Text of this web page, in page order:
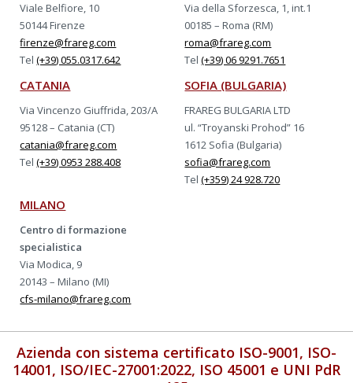
Viale Belfiore, 10
50144 Firenze
firenze@frareg.com
Tel(+39) 055.0317.642
Via della Sforzesca, 1, int.1
00185 – Roma (RM)
roma@frareg.com
Tel(+39) 06 9291.7651
CATANIA
Via Vincenzo Giuffrida, 203/A
95128 – Catania (CT)
catania@frareg.com
Tel(+39) 0953 288.408
SOFIA (BULGARIA)
FRAREG BULGARIA LTD
ul. “Troyanski Prohod” 16
1612 Sofia (Bulgaria)
sofia@frareg.com
Tel(+359) 24 928.720
MILANO
Centro di formazione
specialistica
Via Modica, 9
20143 – Milano (MI)
cfs-milano@frareg.com
Azienda con sistema certificato ISO-9001, ISO-
14001, ISO/IEC-27001:2022, ISO 45001 e UNI PdR